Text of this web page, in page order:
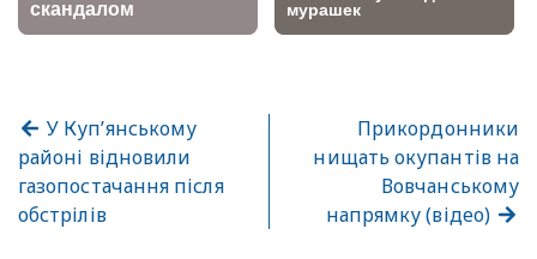
У Куп’янському
районі відновили
газопостачання після
обстрілів
Прикордонники
нищать окупантів на
Вовчанському
напрямку (відео)